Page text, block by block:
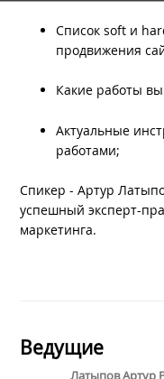
Список soft и
продвижения
Какие работы
Актуальные
работами;
Спикер - Артур
успешный эксперт-
маркетинга.
Ведущие
Латыпов Артур